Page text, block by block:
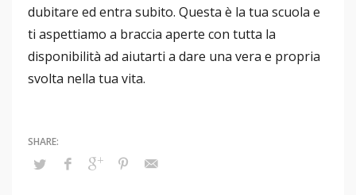
dubitare ed entra subito. Questa è la tua scuola e
ti aspettiamo a braccia aperte con tutta la
disponibilità ad aiutarti a dare una vera e propria
svolta nella tua vita.